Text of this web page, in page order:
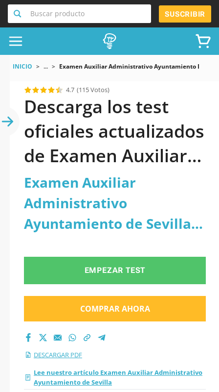
Buscar producto SUSCRIBIR
INICIO ... Examen Auxiliar Administrativo Ayuntamiento De
4.7 (115 Votos)
Descarga los test
oficiales actualizados
de Examen Auxiliar
Administrativo
Ayuntamiento de
Sevilla 2026 en PDF
Examen Auxiliar
Administrativo
Ayuntamiento de Sevilla -
EMPEZAR TEST
COMPRAR AHORA
DESCARGAR PDF
Lee nuestro artículo Examen Auxiliar Administrativo
Ayuntamiento de Sevilla